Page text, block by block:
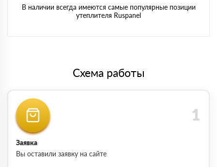
В наличии всегда имеются самые популярные позиции
утеплителя Ruspanel
Схема работы
Заявка
Вы оставили заявку на сайте